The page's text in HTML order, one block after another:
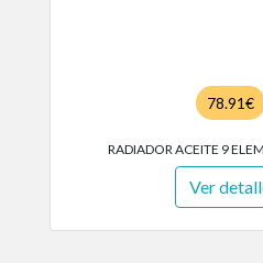
78.91€
RADIADOR ACEITE 9
Ver